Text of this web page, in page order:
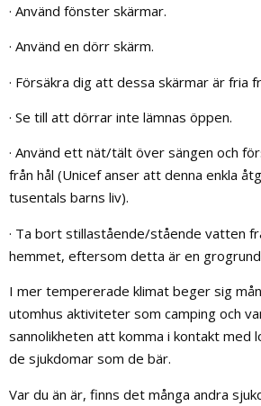
· Använd fönster skärmar.
· Använd en dörr skärm.
· Försäkra dig att dessa skärmar är fria
· Se till att dörrar inte lämnas öppen.
· Använd ett nät/tält över sängen och
från hål (Unicef anser att denna enkla
tusentals barns liv).
· Ta bort stillastående/stående vatten
hemmet, eftersom detta är en
I mer tempererade klimat beger sig
utomhus aktiviteter som camping och
sannolikheten att komma i kontakt med
de sjukdomar som de bär.
Var du än är, finns det många andra